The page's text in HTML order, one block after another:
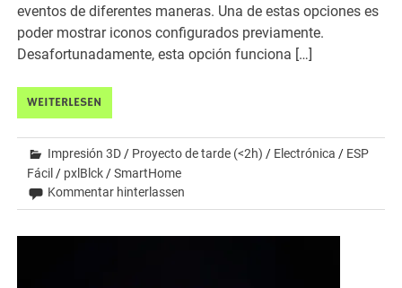
eventos de diferentes maneras. Una de estas opciones es
poder mostrar iconos configurados previamente.
Desafortunadamente, esta opción funciona […]
WEITERLESEN
Impresión 3D/ Proyecto de tarde (<2h) / Electrónica / ESP
Fácil / pxlBlck/SmartHome
Kommentar hinterlassen